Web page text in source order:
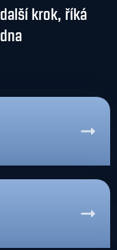
krok, říká